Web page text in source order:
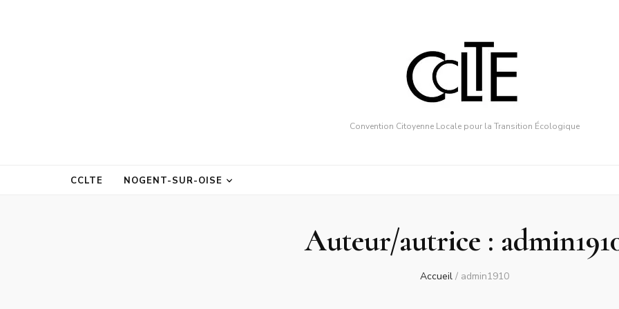
Convention Citoyenne Locale pour la Transition Écologique
CCLTE NOGENT-SUR-OISE
Auteur/autrice :
Accueil / admin1910